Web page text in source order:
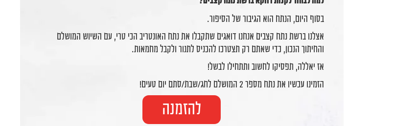
בסוף היום, הנתח הוא הגיבור של הסיפור.
אצלנו ברשת נתח קצבים אנחנו דואגים שתקבלו את נתח האונטריב הכי טרי, עם השיוש המושלם
והחיתוך הנכון, כדי שאתם רק תצטרכו להכניס לתנור ולקבל מחמאות.
אז יאללה, תפסיקו לחשוב ותתחילו לבשל!
הזמינו עכשיו את נתח מספר 2 המושלם לחג/שבת/סתם יום טעים!
להזמנה